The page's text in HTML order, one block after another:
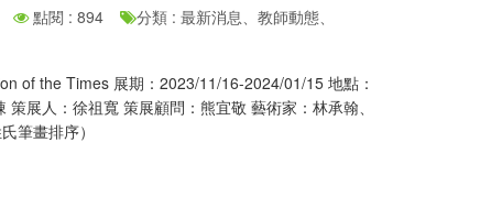
點閱 : 894
分類 : 最新消息、教師動態、
of the Times 展期：2023/11/16-2024/01/15 地點：
策展人：徐祖寬 策展顧問：熊宜敬 藝術家：林承翰、
筆畫排序）